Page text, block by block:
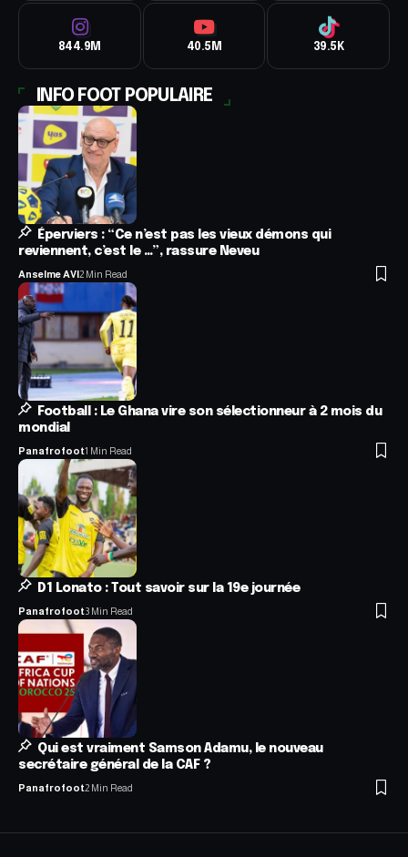
844.9M 40.5M 39.5K
INFO FOOT POPULAIRE
Éperviers : “Ce n’est pas les vieux démons qui
reviennent, c’est le …”, rassure Neveu
Anselme AVI2 Min Read
Football : Le Ghana vire son sélectionneur à 2 mois du
mondial
Panafrofoot1 Min Read
D1 Lonato : Tout savoir sur la 19e journée
Panafrofoot3 Min Read
Qui est vraiment Samson Adamu, le nouveau
secrétaire général de la CAF ?
Panafrofoot2 Min Read